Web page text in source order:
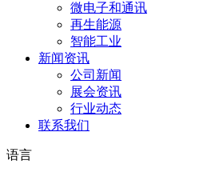
微电子和通讯
再生能源
智能工业
新闻资讯
公司新闻
展会资讯
行业动态
联系我们
语言